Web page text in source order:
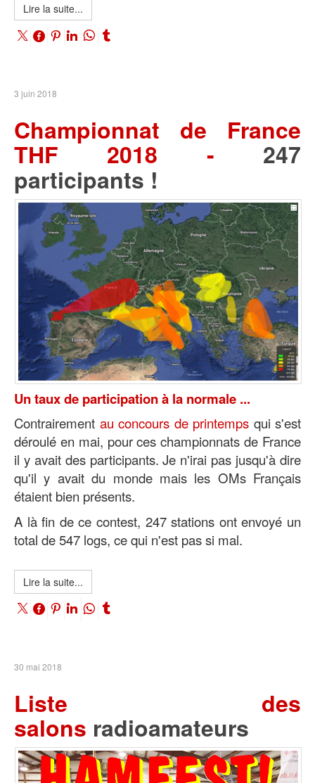
Lire la suite...
3 juin 2018
Championnat de France
THF 2018 - 247
participants !
Un taux de participation à la normale ...
Contrairement au concours de printemps qui s'est
déroulé en mai, pour ces championnats de France
il y avait des participants. Je n'irai pas jusqu'à dire
qu'il y avait du monde mais les OMs Français
étaient bien présents.
A là fin de ce contest, 247 stations ont envoyé un
total de 547 logs, ce qui n'est pas si mal.
Lire la suite...
30 mai 2018
Liste des
salons radioamateurs